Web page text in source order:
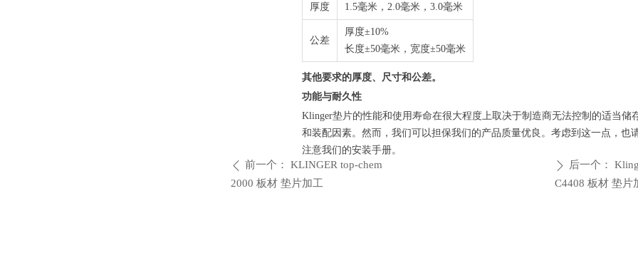
厚度 1.5毫米，2.0毫米，3.0毫米
公差
厚度±10%
长度±50毫米，宽度±50毫米
其他要求的厚度、尺寸和公差。
功能与耐久性
Klinger垫片的性能和使用寿命在很大程度上取决于制造商无法控制的适当储
和装配因素。然而，我们可以担保我们的产品质量优良。考虑到这一点，也
注意我们的安装手册。
ꄴ 前一个：
KLINGER top-chem
2000 板材 垫片加工
ꄲ 后一个：
C4408 板材 垫片